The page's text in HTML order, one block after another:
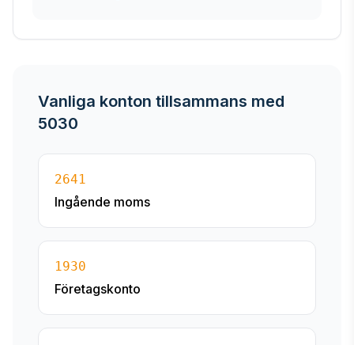
Vanliga konton tillsammans med
5030
2641
Ingående moms
1930
Företagskonto